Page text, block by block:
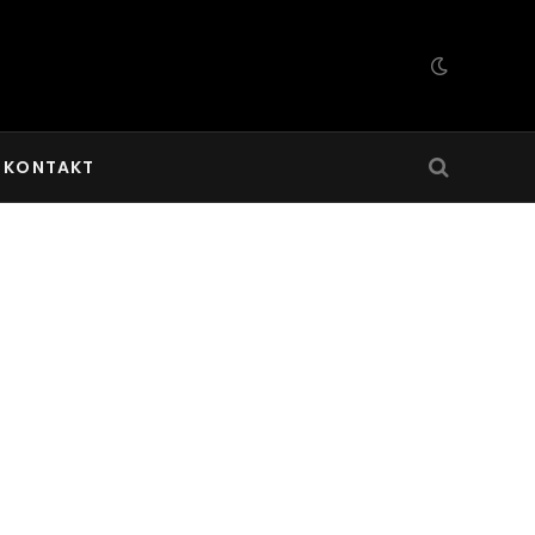
KONTAKT